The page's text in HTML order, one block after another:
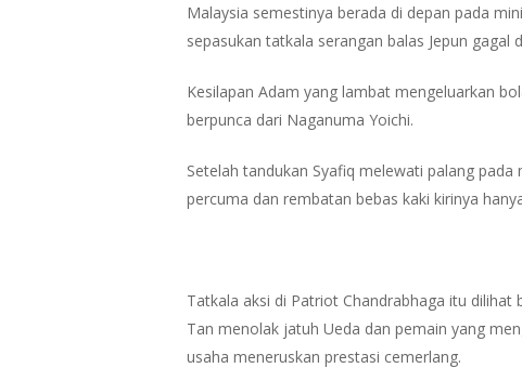
Malaysia semestinya berada di depan pada
sepasukan tatkala serangan balas Jepun gagal
Kesilapan Adam yang lambat mengeluarkan
berpunca dari Naganuma Yoichi.
Setelah tandukan Syafiq melewati palang
percuma dan rembatan bebas kaki kirinya
Tatkala aksi di Patriot Chandrabhaga itu
Tan menolak jatuh Ueda dan pemain yang
usaha meneruskan prestasi cemerlang.